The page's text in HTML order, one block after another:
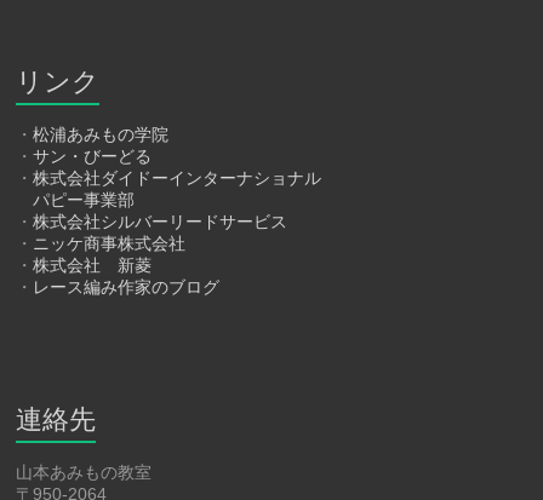
リンク
・松浦あみもの学院
・サン・びーどる
・株式会社ダイドーインターナショナル
パピー事業部
・株式会社シルバーリードサービス
・ ニッケ商事株式会社
・株式会社 新菱
・ レース編み作家のブログ
連絡先
山本あみもの教室
〒950-2064